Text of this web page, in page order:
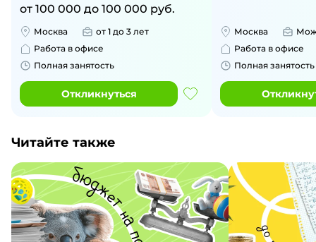
от 100 000 до 100 000 руб.
Москва
от 1 до 3 лет
Работа в офисе
Полная занятость
Откликнуться
Москва
Работа в офисе
Полная занятость
Читайте также